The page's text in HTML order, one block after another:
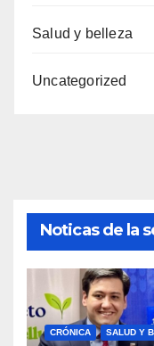
Salud y belleza
Uncategorized
Noticas de la
CRÓNICA SALUD Y